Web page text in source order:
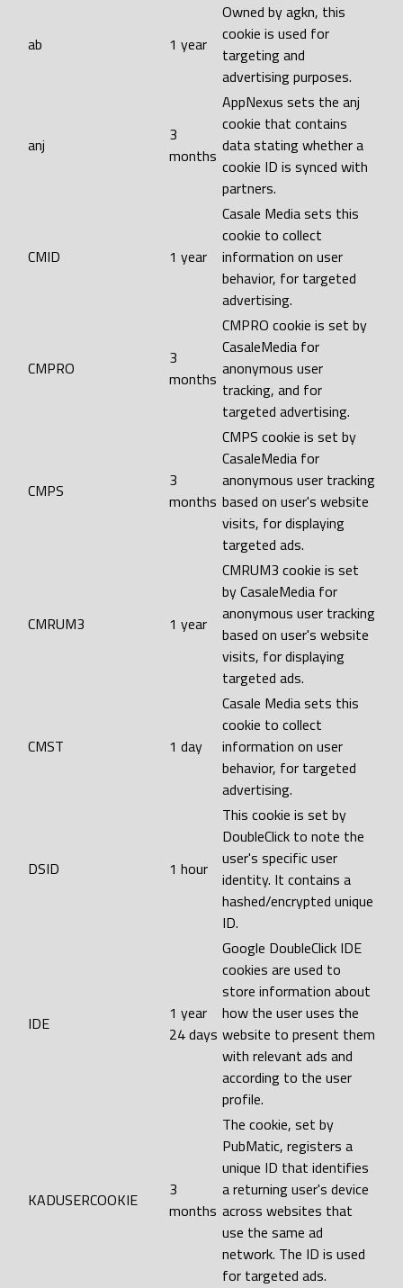
ab 1 year
Owned by agkn, this
cookie is used for
targeting and
advertising purposes.
anj
3
months
AppNexus sets the anj
cookie that contains
data stating whether a
cookie ID is synced with
partners.
CMID 1 year
Casale Media sets this
cookie to collect
information on user
behavior, for targeted
advertising.
CMPRO
3
months
CMPRO cookie is set by
CasaleMedia for
anonymous user
tracking, and for
targeted advertising.
CMPS
3
months
CMPS cookie is set by
CasaleMedia for
anonymous user tracking
based on user's website
visits, for displaying
targeted ads.
CMRUM3 1 year
CMRUM3 cookie is set
by CasaleMedia for
anonymous user tracking
based on user's website
visits, for displaying
targeted ads.
CMST 1 day
Casale Media sets this
cookie to collect
information on user
behavior, for targeted
advertising.
DSID 1 hour
This cookie is set by
DoubleClick to note the
user's specific user
identity. It contains a
hashed/encrypted unique
ID.
IDE
1 year
24 days
Google DoubleClick IDE
cookies are used to
store information about
how the user uses the
website to present them
with relevant ads and
according to the user
profile.
KADUSERCOOKIE
3
months
The cookie, set by
PubMatic, registers a
unique ID that identifies
a returning user's device
across websites that
use the same ad
network. The ID is used
for targeted ads.